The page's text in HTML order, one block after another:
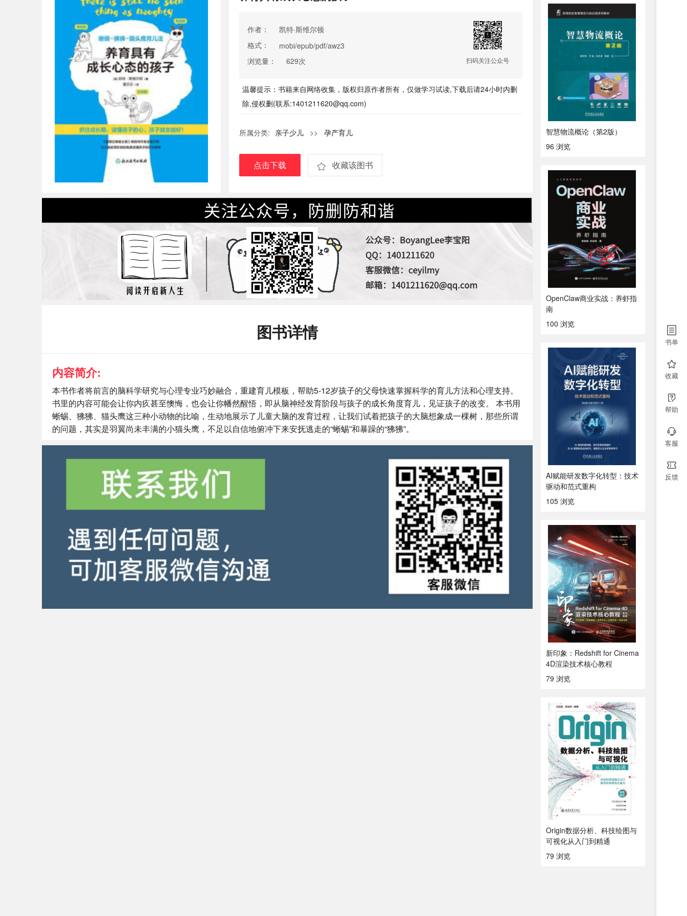
作者：
凯特·斯维尔顿
格式：
mobi/epub/pdf/awz3
浏览量：
629次 扫码关注公众号
温馨提示：书籍来自网络收集，版权归原作者所有，仅做学习试读,下载后请24小时内删
除,侵权删(联系:1401211620@qq.com)
所属分类: 亲子少儿 >> 孕产育儿
点击下载 收藏该图书
图书详情
内容简介:
本书作者将前言的脑科学研究与心理专业巧妙融合，重建育儿模板，帮助5-12岁孩子的父母快速掌握科学的育儿方法和心理支持。
书里的内容可能会让你内疚甚至懊悔，也会让你幡然醒悟，即从脑神经发育阶段与孩子的成长角度育儿，见证孩子的改变。 本书用
蜥蜴、狒狒、猫头鹰这三种小动物的比喻，生动地展示了儿童大脑的发育过程，让我们试着把孩子的大脑想象成一棵树，那些所谓
的问题，其实是羽翼尚未丰满的小猫头鹰，不足以自信地俯冲下来安抚逃走的“蜥蜴”和暴躁的“狒狒”。
智慧物流概论（第2版）
96 浏览
OpenClaw商业实战：养虾指
南
100 浏览
AI赋能研发数字化转型：技术
驱动和范式重构
105 浏览
新印象：Redshift for Cinema
4D渲染技术核心教程
79 浏览
Origin数据分析、科技绘图与
可视化从入门到精通
79 浏览
书单
收藏
帮助
客服
反馈